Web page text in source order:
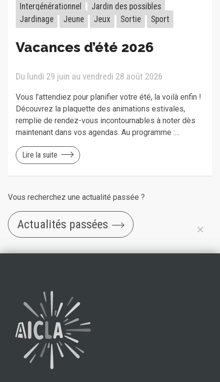
Intergénérationnel
Jardin des possibles
Jardinage
Jeune Jeux Sortie Sport
Vacances d’été 2026
Du lundi 29 juin au vendredi 28 août 2026
Vous l’attendiez pour planifier votre été, la voilà enfin !
Découvrez la plaquette des animations estivales,
remplie de rendez-vous incontournables à noter dès
maintenant dans vos agendas. Au programme :…
Lire la suite
Vous recherchez une actualité passée ?
Actualités passées